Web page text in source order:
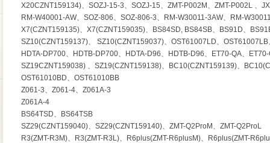
X20CZNT159134)、SOZJ-15-3、SOZJ-15、ZMT-P002M、ZMT-P002L 、
RM-W40001-AW、SOZ-806、SOZ-806-3、RM-W30011-3AW、RM-
X7(CZNT159135)、X7(CZNT159035)、BS84SD, BS84SB、BS91D、
SZ10(CZNT159137)、 SZ10(CZNT159037)、OST61007LD、
HDTA-DP700、HDTB-DP700、HDTA-D96、HDTB-D96、ET70-QA、
SZ19CZNT159038) 、SZ19(CZNT159138)、BC10(CZNT159139)、
OST61010BD、OST61010BB
Z061-3、Z061-4、Z061A-3
Z061A-4
BS64TSD、BS64TSB
SZ29(CZNT159040)、SZ29(CZNT159140)、ZMT-Q2ProM、ZMT-Q2ProL
R3(ZMT-R3M)、R3(ZMT-R3L)、R6plus(ZMT-R6plusM)、R6plus(ZMT-